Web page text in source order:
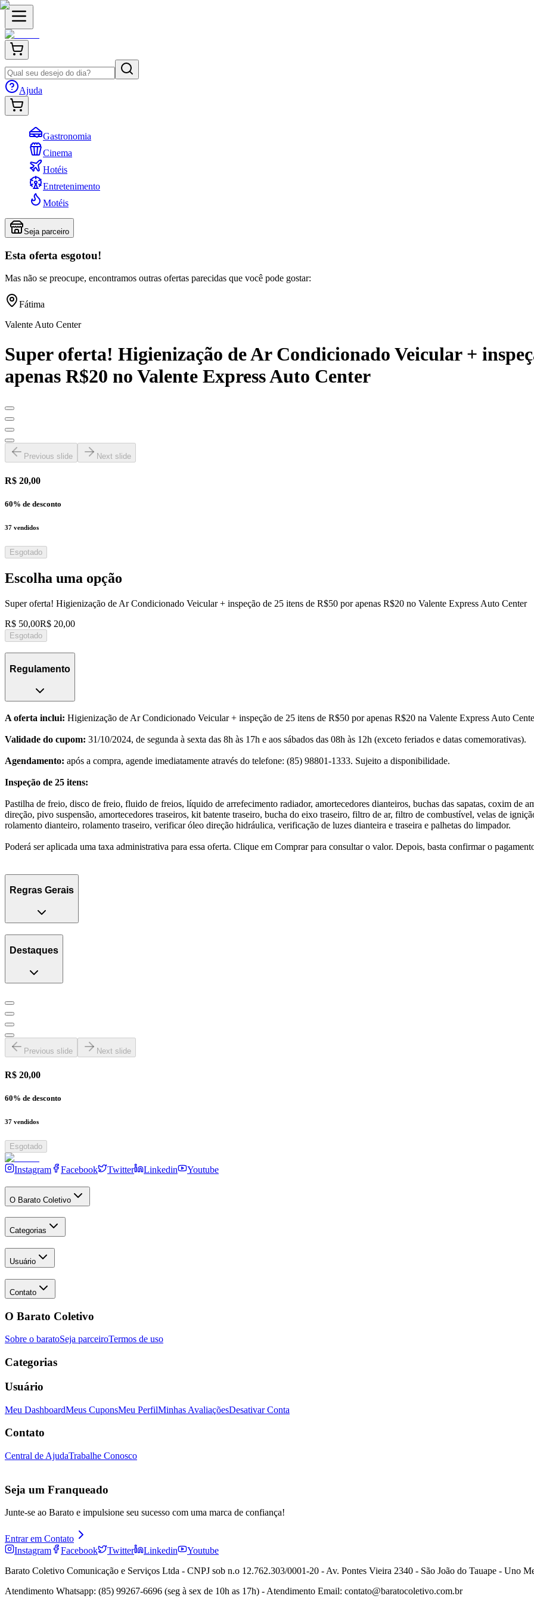
Ajuda
Gastronomia
Cinema
Hotéis
Entretenimento
Motéis
Seja parceiro
Esta oferta esgotou!
Mas não se preocupe, encontramos outras ofertas parecidas que você pode gostar:
Fátima
Valente Auto Center
Super oferta! Higienização de Ar Condicionado Veicular +
apenas R$20 no Valente Express Auto Center
Previous slide Next slide
R$ 20,00
60% de desconto
37 vendidos
Esgotado
Escolha uma opção
Super oferta! Higienização de Ar Condicionado Veicular + inspeção de 25 itens de R$50 por apenas R$20 no Valente Express Auto Center
R$ 50,00R$ 20,00
Esgotado
Regulamento
A oferta inclui: Higienização de Ar Condicionado Veicular + inspeção de 25 itens de R$50 por apenas R$20 na Valente Express Auto
Validade do cupom: 31/10/2024, de segunda à sexta das 8h às 17h e aos sábados das 08h às 12h (exceto feriados e datas comemorativas).
Agendamento: após a compra, agende imediatamente através do telefone: (85) 98801-1333. Sujeito a disponibilidade.
Inspeção de 25 itens:
Pastilha de freio, disco de freio, fluido de freios, líquido de arrefecimento radiador, amortecedores dianteiros, buchas das sapatas, coxim de
direção, pivo suspensão, amortecedores traseiros, kit batente traseiro, bucha do eixo traseiro, filtro de ar, filtro de combustível, velas de
rolamento dianteiro, rolamento traseiro, verificar óleo direção hidráulica, verificação de luzes dianteira e traseira e palhetas do limpador.
Poderá ser aplicada uma taxa administrativa para essa oferta. Clique em Comprar para consultar o valor. Depois, basta confirmar o
Regras Gerais
Destaques
Previous slide Next slide
R$ 20,00
60% de desconto
37 vendidos
Esgotado
Instagram Facebook Twitter Linkedin Youtube
O Barato Coletivo
Categorias
Usuário
Contato
O Barato Coletivo
Sobre o baratoSeja parceiroTermos de uso
Categorias
Usuário
Meu DashboardMeus CuponsMeu PerfilMinhas AvaliaçõesDesativar Conta
Contato
Central de AjudaTrabalhe Conosco
Seja um Franqueado
Junte-se ao Barato e impulsione seu sucesso com uma marca de confiança!
Entrar em Contato
Instagram
Facebook Twitter Linkedin
Youtube
Barato Coletivo Comunicação e Serviços Ltda - CNPJ sob n.o 12.762.303/0001-20 - Av. Pontes Vieira 2340 - São João do Tauape - Uno
Atendimento Whatsapp: (85) 99267-6696 (seg à sex de 10h as 17h) - Atendimento Email: contato@baratocoletivo.com.br